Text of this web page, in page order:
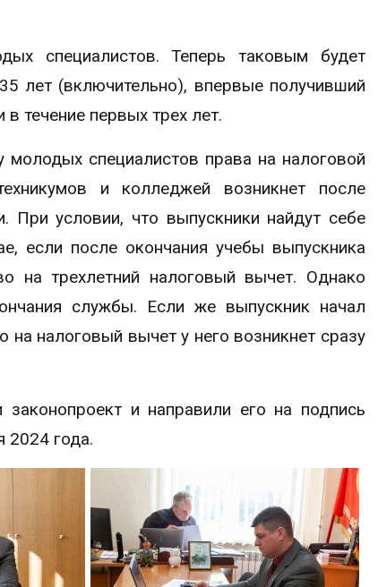
специалистов. Теперь таковым будет
лет (включительно), впервые получивший
течение первых трех лет.
специалистов права на налоговой
и колледжей возникнет после
При условии, что выпускники найдут себе
если после окончания учебы выпускника
на трехлетний налоговый вычет. Однако
службы. Если же выпускник начал
налоговый вычет у него возникнет сразу
и направили его на подпись
2024 года.